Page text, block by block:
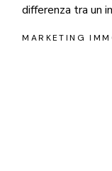
differenza tra un
MARKETING